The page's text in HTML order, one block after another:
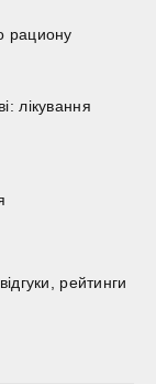
рациону
лікування
рейтинги